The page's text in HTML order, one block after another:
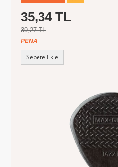
35,34 TL
39,27 TL
PENA
Sepete Ekle